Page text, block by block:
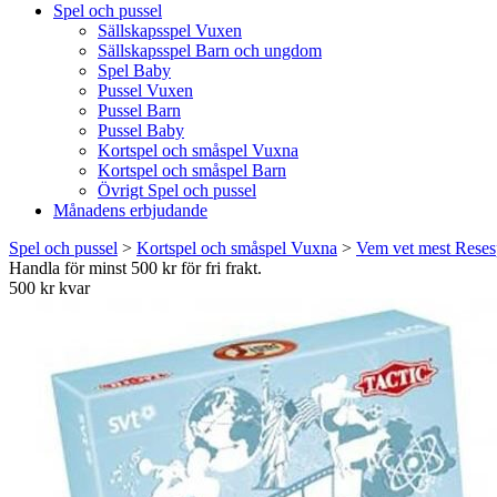
Spel och pussel
Sällskapsspel Vuxen
Sällskapsspel Barn och ungdom
Spel Baby
Pussel Vuxen
Pussel Barn
Pussel Baby
Kortspel och småspel Vuxna
Kortspel och småspel Barn
Övrigt Spel och pussel
Månadens erbjudande
Spel och pussel > Kortspel och småspel Vuxna > Vem vet mest
Handla för minst 500 kr för fri frakt.
500 kr kvar